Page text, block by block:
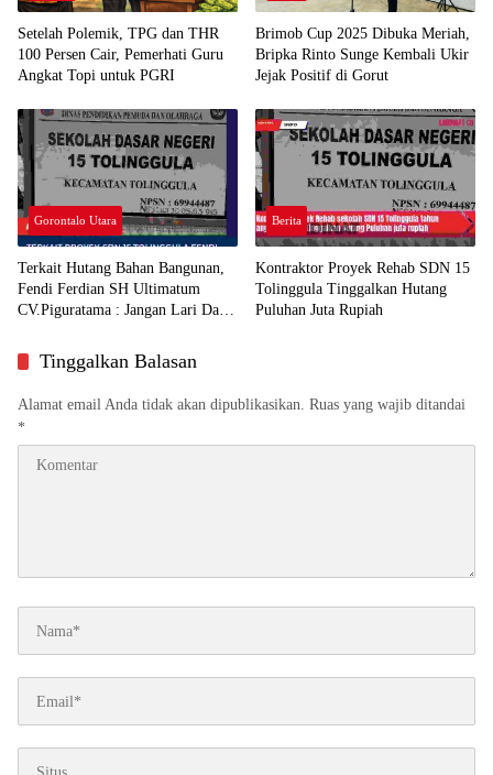
Setelah Polemik, TPG dan THR
100 Persen Cair, Pemerhati Guru
Angkat Topi untuk PGRI
Brimob Cup 2025 Dibuka Meriah,
Bripka Rinto Sunge Kembali Ukir
Jejak Positif di Gorut
Gorontalo Utara
Terkait Hutang Bahan Bangunan,
Fendi Ferdian SH Ultimatum
CV.Piguratama : Jangan Lari Dari
Berita
Kontraktor Proyek Rehab SDN 15
Tolinggula Tinggalkan Hutang
Puluhan Juta Rupiah
Tinggalkan Balasan
Alamat email Anda tidak akan dipublikasikan. Ruas yang wajib ditandai
*